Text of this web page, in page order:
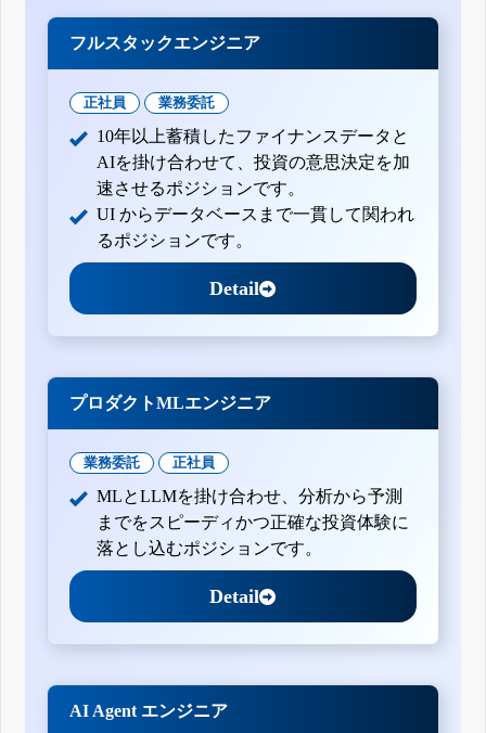
フルスタックエンジニア
正社員 業務委託
10年以上蓄積したファイナンスデータと
AIを掛け合わせて、投資の意思決定を加
速させるポジションです。
UI からデータベースまで一貫して関われ
るポジションです。
Detail
プロダクトMLエンジニア
業務委託 正社員
MLとLLMを掛け合わせ、分析から予測
までをスピーディかつ正確な投資体験に
落とし込むポジションです。
Detail
AI Agent エンジニア